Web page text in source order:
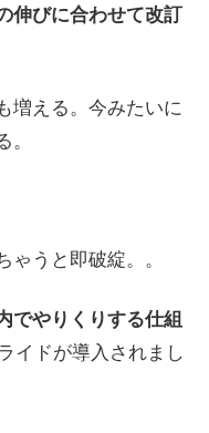
伸びに合わせて改訂
増える。今みたいに
ゃうと即破綻。。
でやりくりする仕組
イドが導入されまし